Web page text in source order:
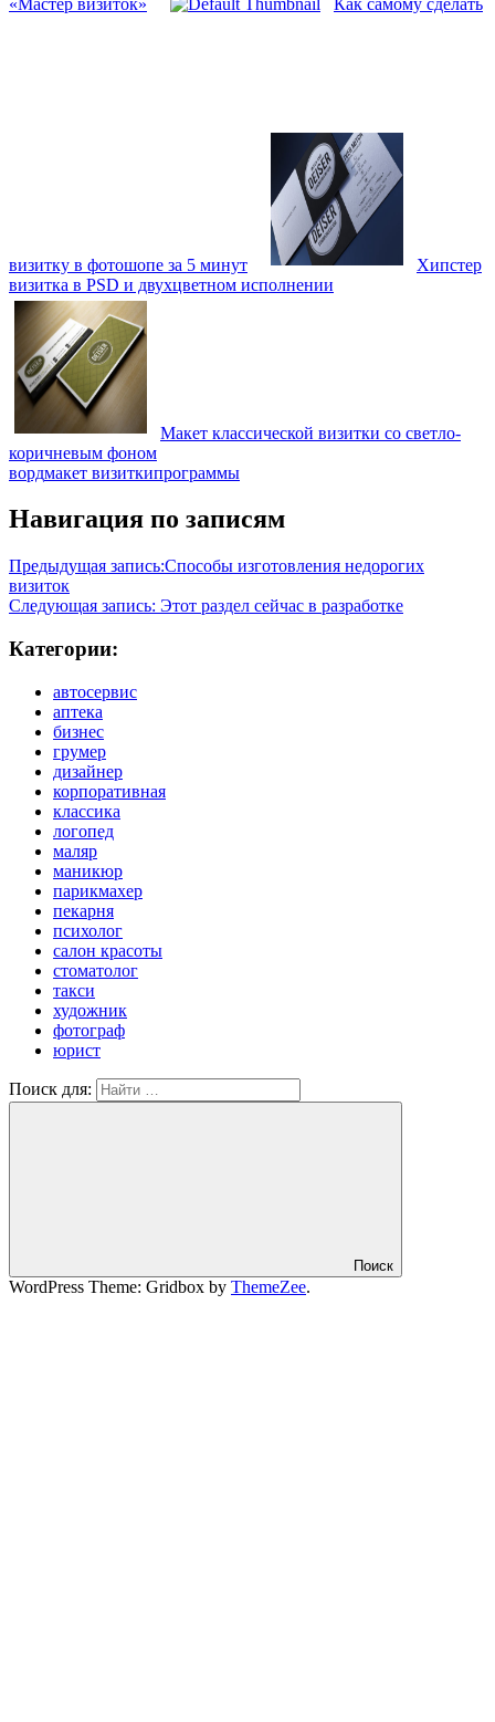
визитку в фотошопе за 5 минут
Хипстер
визитка в PSD и двухцветном исполнении
Макет классической визитки со светло-
коричневым фоном
вордмакет визиткипрограммы
Навигация по записям
Предыдущая запись:Способы изготовления недорогих
визиток
Следующая запись: Этот раздел сейчас в разработке
Категории:
автосервис
аптека
бизнес
грумер
дизайнер
корпоративная
классика
логопед
маляр
маникюр
парикмахер
пекарня
психолог
салон красоты
стоматолог
такси
художник
фотограф
юрист
Поиск для:
Поиск
WordPress Theme: Gridbox by ThemeZee.